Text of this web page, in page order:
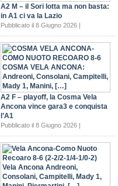
A2 M – il Sori lotta ma non basta:
in A1 ci va la Lazio
Pubblicato il 8 Giugno 2026 |
A2 F – playoff, la Cosma Vela
Ancona vince gara3 e conquista
l’A1
Pubblicato il 8 Giugno 2026 |